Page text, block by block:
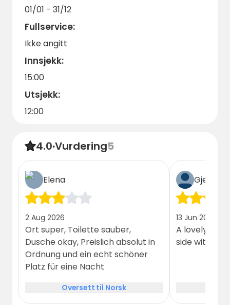
01/01 - 31/12
Fullservice:
Ikke angitt
Innsjekk:
15:00
Utsjekk:
12:00
4.0·Vurdering5
Elena
2 Aug 2026
Ort super, Toilette sauber,
Dusche okay, Preislich absolut in
Ordnung und ein echt schöner
Platz für eine Nacht
Oversett til Norsk
Gjest
13 Jun 2026
A lovely
side with